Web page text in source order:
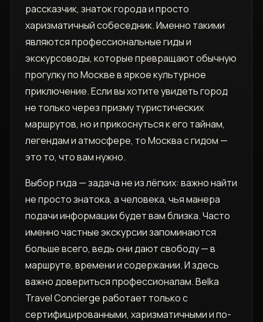
рассказчик, знаток города и просто
харизматичный собеседник. Именно такими
являются профессиональные гиды и
экскурсоводы, которые превращают обычную
прогулку по Москве в яркое культурное
приключение. Если вы хотите увидеть город
не только через призму туристических
маршрутов, но и прикоснуться к его тайнам,
легендам и атмосфере, то Москва с гидом —
это то, что вам нужно.
Выбор гида — задача не из лёгких: важно найти
не просто знатока, а человека, чья манера
подачи информации будет вам близка. Часто
именно частные экскурсии запоминаются
больше всего, ведь они дают свободу — в
маршруте, времени и содержании. И здесь
важно довериться профессионалам. Belka
Travel Concierge работает только с
сертифицированными, харизматичными и по-